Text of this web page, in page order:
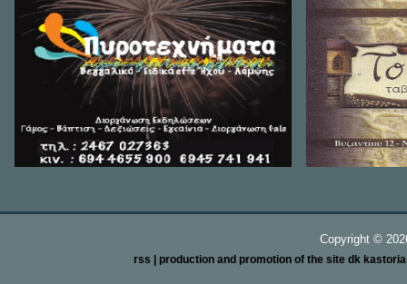
Copyright ©
rss | production and promotion of the site dk